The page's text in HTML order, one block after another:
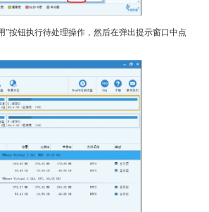
”按钮执行待处理操作，然后在弹出提示窗口中点